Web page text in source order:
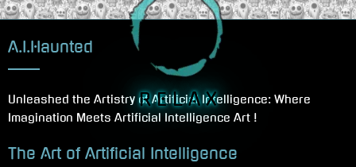
R E L A X
A.I.Haunted
Unleashed the Artistry of Artificial Intelligence: Where
Imagination Meets Artificial Intelligence Art !
The Art of Artificial Intelligence